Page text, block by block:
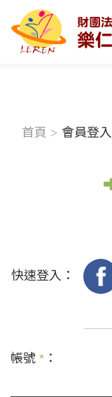
首頁 會員登入
快速登入：
帳號 * ：